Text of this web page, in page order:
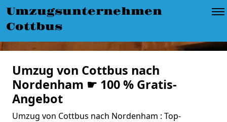
Umzugsunternehmen
Cottbus
Umzug von Cottbus nach
Nordenham ☛ 100 % Gratis-
Angebot
Umzug von Cottbus nach Nordenham : Top-